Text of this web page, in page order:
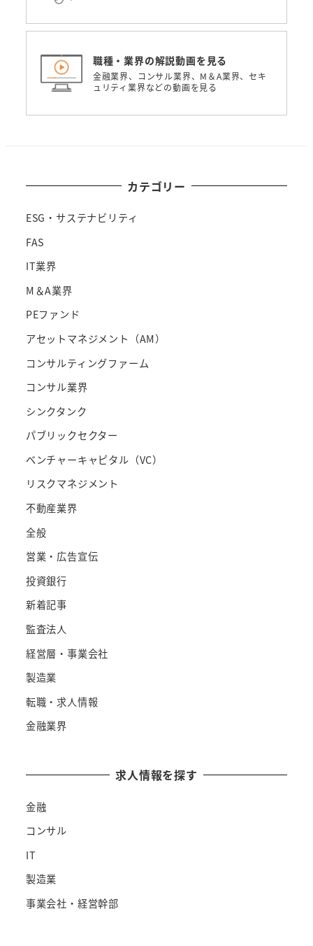
職種・業界の解説動画を見る
金融業界、コンサル業界、M＆A業界、セキ
ュリティ業界などの動画を見る
カテゴリー
ESG・サステナビリティ
FAS
IT業界
M＆A業界
PEファンド
アセットマネジメント（AM）
コンサルティングファーム
コンサル業界
シンクタンク
パブリックセクター
ベンチャーキャピタル（VC）
リスクマネジメント
不動産業界
全般
営業・広告宣伝
投資銀行
新着記事
監査法人
経営層・事業会社
製造業
転職・求人情報
金融業界
求人情報を探す
金融
コンサル
IT
製造業
事業会社・経営幹部